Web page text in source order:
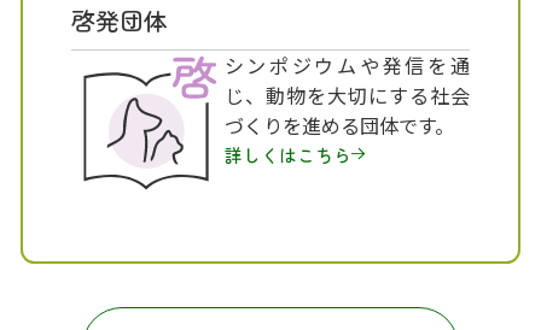
啓発団体
シンポジウムや発信を通
じ、動物を大切にする社会
づくりを進める団体です。
詳しくはこちら